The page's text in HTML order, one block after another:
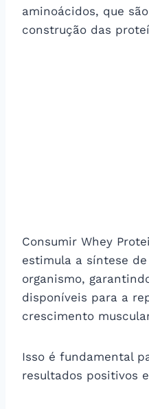
aminoácidos, que
construção das
Consumir Whey
estimula a síntese
organismo,
disponíveis para a
crescimento
Isso é fundamental
resultados positivos